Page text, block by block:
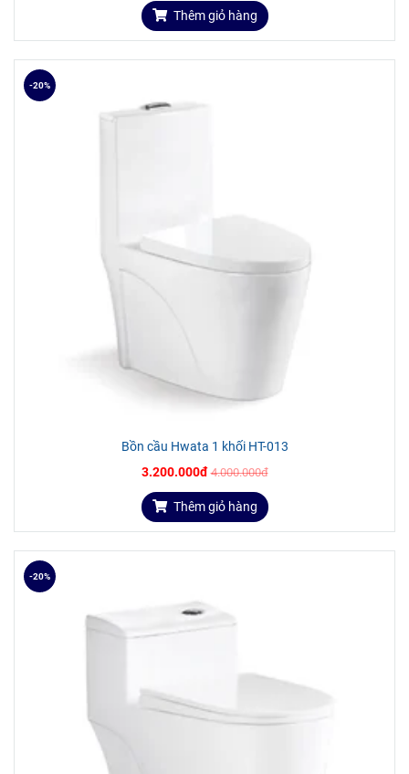
Thêm giỏ hàng
Bồn cầu Hwata 1 khối HT-013
3.200.000đ 4.000.000đ
-20%
Thêm giỏ hàng
-20%